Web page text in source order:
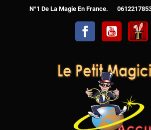
N°1 De La Magie En France.
Facebook YouTube